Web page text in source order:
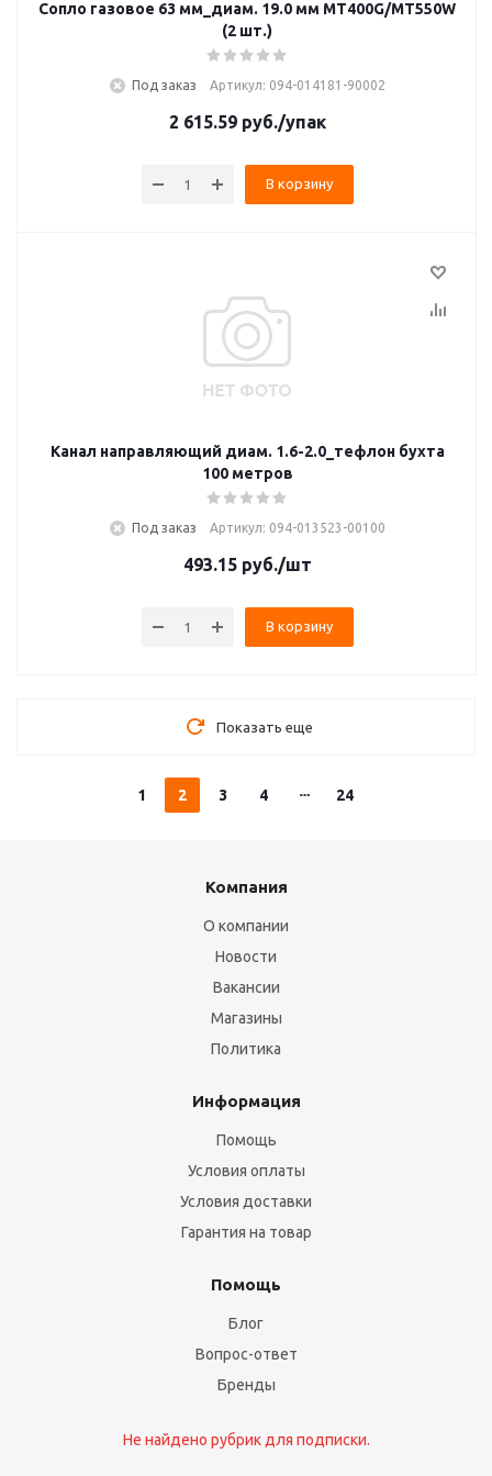
Сопло газовое 63 мм_диам. 19.0 мм MT400G/MT550W
(2 шт.)
Под заказ Артикул: 094-014181-90002
2 615.59руб./упак
В корзину
Канал направляющий диам. 1.6-2.0_тефлон бухта
100 метров
Под заказ Артикул: 094-013523-00100
493.15руб./шт
В корзину
Показать еще
1 2 3 4 24
Компания
О компании
Новости
Вакансии
Магазины
Политика
Информация
Помощь
Условия оплаты
Условия доставки
Гарантия на товар
Помощь
Блог
Вопрос-ответ
Бренды
Не найдено рубрик для подписки.